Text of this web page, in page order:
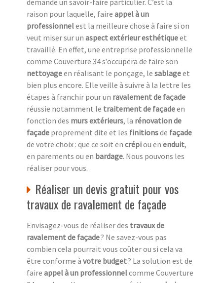
demande un savoir-faire particulier. C’est la
raison pour laquelle, faire appel à un
professionnelest la meilleure chose à faire si on
veut miser sur un aspect extérieur esthétiqueet
travaillé. En effet, une entreprise professionnelle
comme Couverture 34 s’occupera de faire son
nettoyageen réalisant le ponçage, le sablageet
bien plus encore. Elle veille à suivre à la lettre les
étapes à franchir pour un ravalement de façade
réussie notamment le traitement de façadeen
fonction des murs extérieurs, la rénovation de
façade proprement dite et les finitionsde façade
de votre choix : que ce soit en crépiou en enduit,
en parements ou en bardage. Nous pouvons les
réaliser pour vous.
Réaliser un devis gratuit pour vos
travaux de ravalement de façade
Envisagez-vous de réaliser des travaux de
ravalement de façade? Ne savez-vous pas
combien cela pourrait vous coûter ou si cela va
être conforme à votre budget? La solution est de
faire appel à un professionnelcomme Couverture